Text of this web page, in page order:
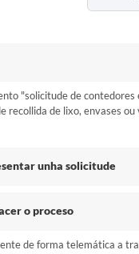
"solicitude de
recollida de lixo, envases
unha solicitude
o proceso
de forma telemática a